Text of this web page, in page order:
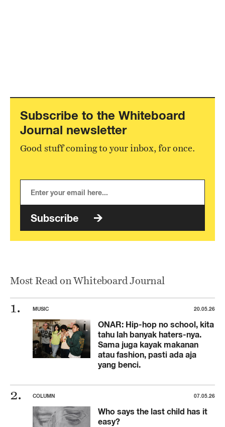
Subscribe to the Whiteboard
Journal newsletter
Good stuff coming to your inbox, for once.
Subscribe
Most Read on Whiteboard Journal
MUSIC 20.05.26
ONAR: Hip-hop no school, kita
tahu lah banyak haters-nya.
Sama juga kayak makanan
atau fashion, pasti ada aja
yang benci.
COLUMN 07.05.26
Who says the last child has it
easy?